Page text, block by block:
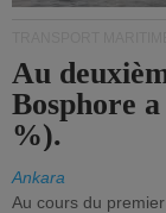
Au
Bosphore
%).
Ankara
Au cours du